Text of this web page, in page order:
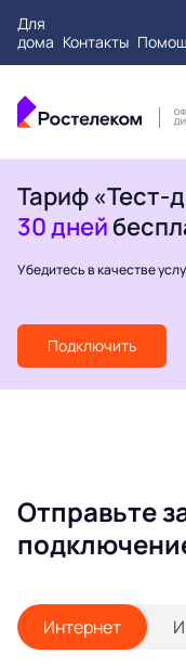
Для
дома Контакты
Тариф «Тест-
30 дней
Убедитесь в качестве
Подключить
Отправьте
Интернет